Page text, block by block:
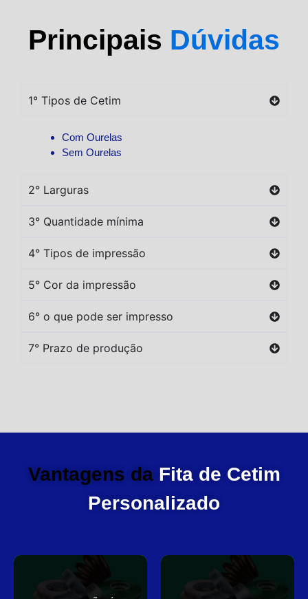
Principais Dúvidas
1° Tipos de Cetim
Com Ourelas
Sem Ourelas
2° Larguras
3° Quantidade mínima
4° Tipos de impressão
5° Cor da impressão
6° o que pode ser impresso
7° Prazo de produção
Vantagens da Fita de Cetim
Personalizado